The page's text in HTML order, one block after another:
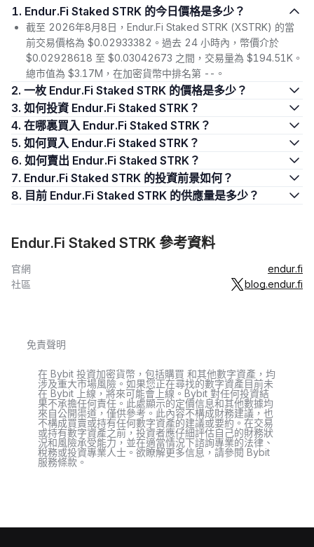
1. Endur.Fi Staked STRK 的今日價格是多少？
截至 2026年8月8日，Endur.Fi Staked STRK (XSTRK) 的當
前交易價格為 $0.02933382。過去 24 小時內，幣價介於
$0.02928618 至 $0.03042673 之間，交易量為 $194.51K。
總市值為 $3.17M，在加密貨幣中排名第 --。
2. 一枚 Endur.Fi Staked STRK 的價格是多少？
3. 如何投資 Endur.Fi Staked STRK？
4. 在哪裏買入 Endur.Fi Staked STRK？
5. 如何買入 Endur.Fi Staked STRK？
6. 如何賣出 Endur.Fi Staked STRK？
7. Endur.Fi Staked STRK 的投資前景如何？
8. 目前 Endur.Fi Staked STRK 的供應量是多少？
Endur.Fi Staked STRK 參考資料
官網
endur.fi
社區
blog.endur.fi
免責聲明
在 Bybit 投資加密貨幣，包括購買 和其他數字資產，均
涉及重大市場風險。如果您正在尋找的數字資產目前未
在 Bybit 上線，將來可能會上線。Bybit 對任何投資結
果不承擔任何責任。此處顯示的定價信息和其他數據均
來自公開渠道，僅供參考。此內容不構成財務建議，也
不構成買賣或持有任何數字資產的建議或要約。在交易
或持有數字資產之前，投資者應仔細評估自己的財務狀
況和風險承受能力，並在適當情況下諮詢專業的法律、
稅務或投資專業人士。欲瞭解更多信息，請參閱 Bybit
服務條款。